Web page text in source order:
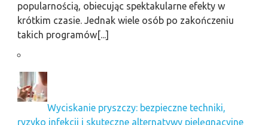
popularnością, obiecując spektakularne efekty w
krótkim czasie. Jednak wiele osób po zakończeniu
takich programów[...]
Wyciskanie pryszczy: bezpieczne techniki,
ryzyko infekcji i skuteczne alternatywy pielęgnacyjne